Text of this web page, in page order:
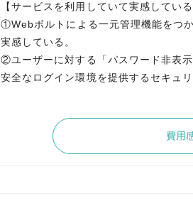
【サービスを利用していて実感している
①Webボルトによる一元管理機能をつ
実感している。
②ユーザーに対する「パスワード非表
安全なログイン環境を提供するセキュ
費用